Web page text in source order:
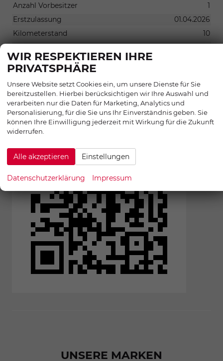
Anzahl Vorbesitzer
1
Erstzulassung
01.04.2026
Kilometerstand
10
Nächste Hauptuntersuchung
Radstand
Stützlast
103 kg
UNSERE MARKEN
WIR RESPEKTIEREN IHRE
PRIVATSPHÄRE
Unsere Website setzt Cookies ein, um unsere Dienste für Sie
bereitzustellen. Hierbei berücksichtigen wir Ihre Auswahl und
verarbeiten nur die Daten für Marketing, Analytics und
Personalisierung, für die Sie uns Ihr Einverständnis geben. Sie
können Ihre Einwilligung jederzeit mit Wirkung für die Zukunft
widerrufen.
Alle akzeptieren Einstellungen
Datenschutzerklärung Impressum